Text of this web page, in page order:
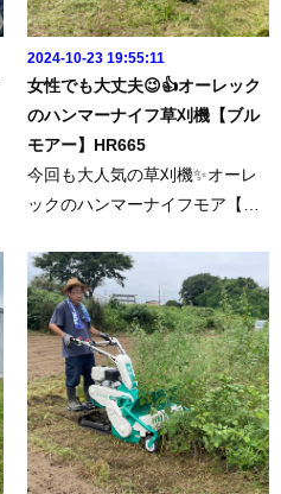
2024-10-23 19:55:11
女性でも大丈夫😉👍オーレック
のハンマーナイフ草刈機【ブル
モアー】HR665
今回も大人気の草刈機✨オーレ
ックのハンマーナイフモア【ブ
HR665 この商品はこちらからhtt
ps://www.famtec.jp/shopping/2/
最近、女性の方でも使う方が増
えています♪安心してご使用い...